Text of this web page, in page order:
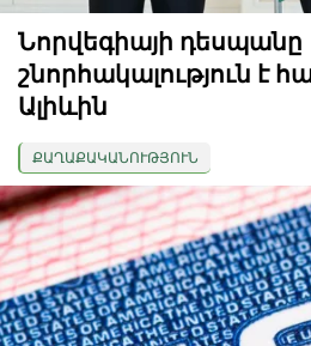
Նորվեգիայի դեսպանը
շնորհակալություն է
Ալիևին
ՔԱՂԱՔԱԿԱՆՈՒԹՅՈՒՆ